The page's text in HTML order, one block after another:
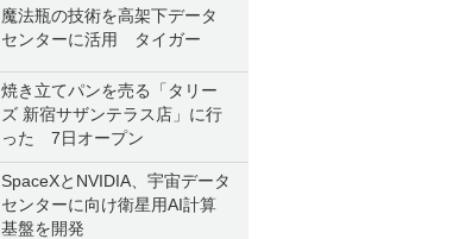
魔法瓶の技術を高架下データ
センターに活用 タイガー
焼き立てパンを売る「タリー
ズ 新宿サザンテラス店」に行
った 7日オープン
SpaceXとNVIDIA、宇宙データ
センターに向け衛星用AI計算
基盤を開発